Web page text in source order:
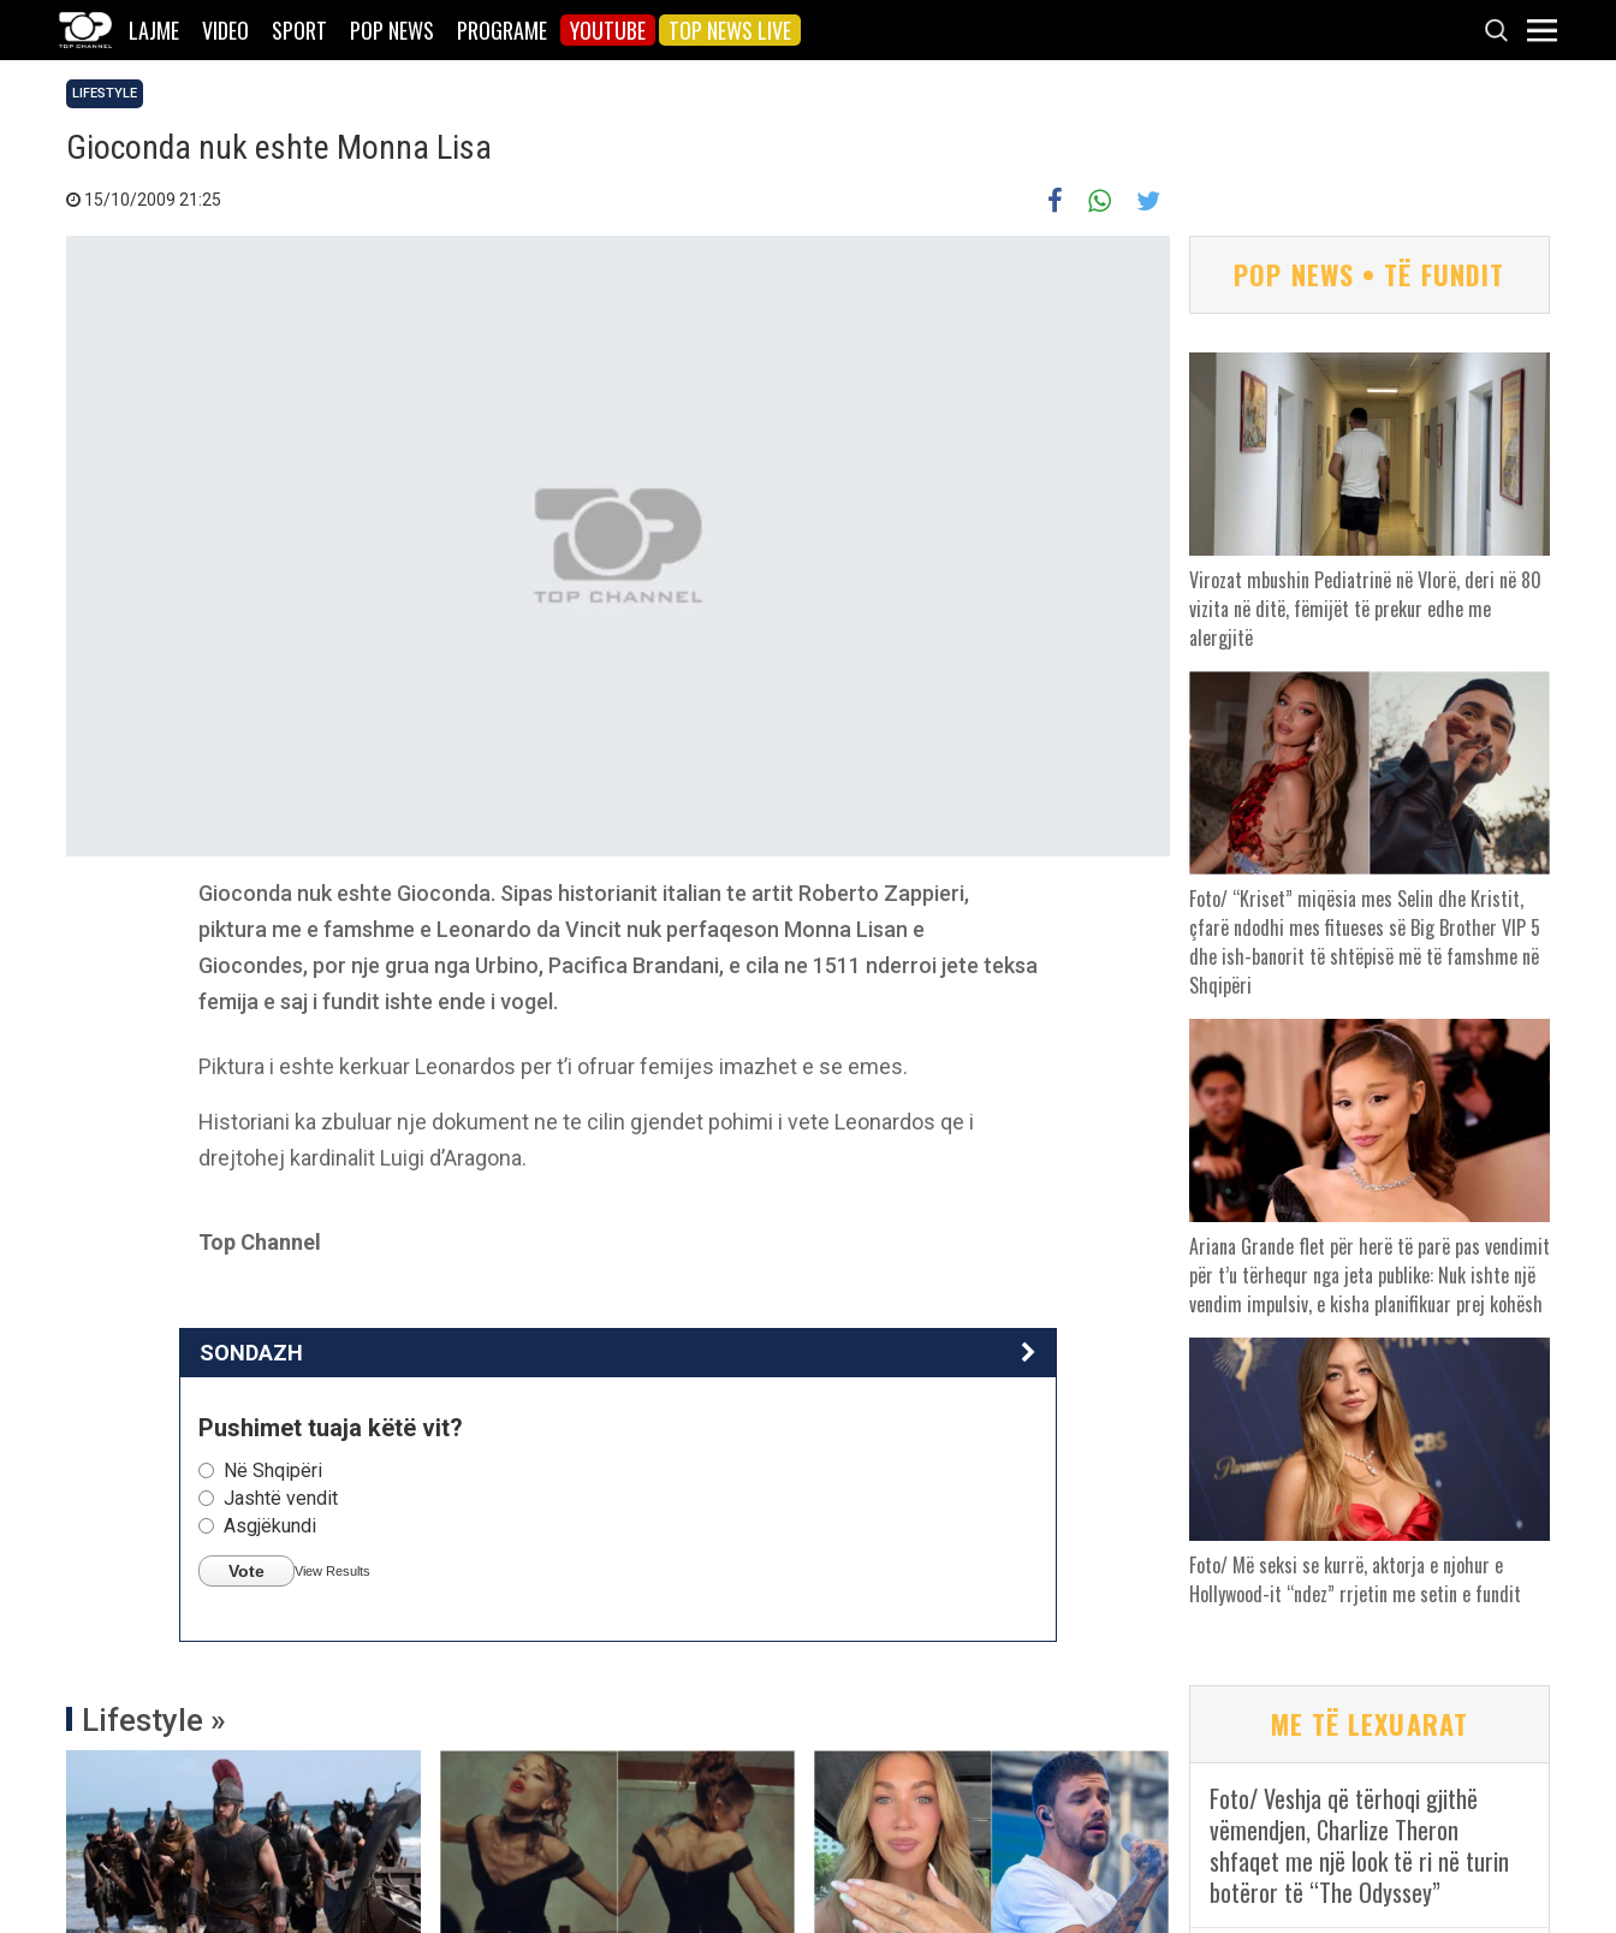
LAJME VIDEO SPORT POP NEWS PROGRAME YOUTUBE TOP NEWS LIVE
LIFESTYLE
Gioconda nuk eshte Monna Lisa
15/10/2009 21:25
Gioconda nuk eshte Gioconda. Sipas historianit italian te artit Roberto Zappieri,
piktura me e famshme e Leonardo da Vincit nuk perfaqeson Monna Lisan e
Giocondes, por nje grua nga Urbino, Pacifica Brandani, e cila ne 1511 nderroi jete teksa
femija e saj i fundit ishte ende i vogel.
Piktura i eshte kerkuar Leonardos per t’i ofruar femijes imazhet e se emes.
Historiani ka zbuluar nje dokument ne te cilin gjendet pohimi i vete Leonardos qe i
drejtohej kardinalit Luigi d’Aragona.
Top Channel
SONDAZH
Pushimet tuaja këtë vit?
Në Shqipëri
Jashtë vendit
Asgjëkundi
Vote View Results
Lifestyle »
POP NEWS • TË FUNDIT
Virozat mbushin Pediatrinë në Vlorë, deri në 80
vizita në ditë, fëmijët të prekur edhe me
alergjitë
Foto/ “Kriset” miqësia mes Selin dhe Kristit,
çfarë ndodhi mes fitueses së Big Brother VIP 5
dhe ish-banorit të shtëpisë më të famshme në
Shqipëri
Ariana Grande flet për herë të parë pas vendimit
për t’u tërhequr nga jeta publike: Nuk ishte një
vendim impulsiv, e kisha planifikuar prej kohësh
Foto/ Më seksi se kurrë, aktorja e njohur e
Hollywood-it “ndez” rrjetin me setin e fundit
ME TË LEXUARAT
Foto/ Veshja që tërhoqi gjithë
vëmendjen, Charlize Theron
shfaqet me një look të ri në turin
botëror të “The Odyssey”